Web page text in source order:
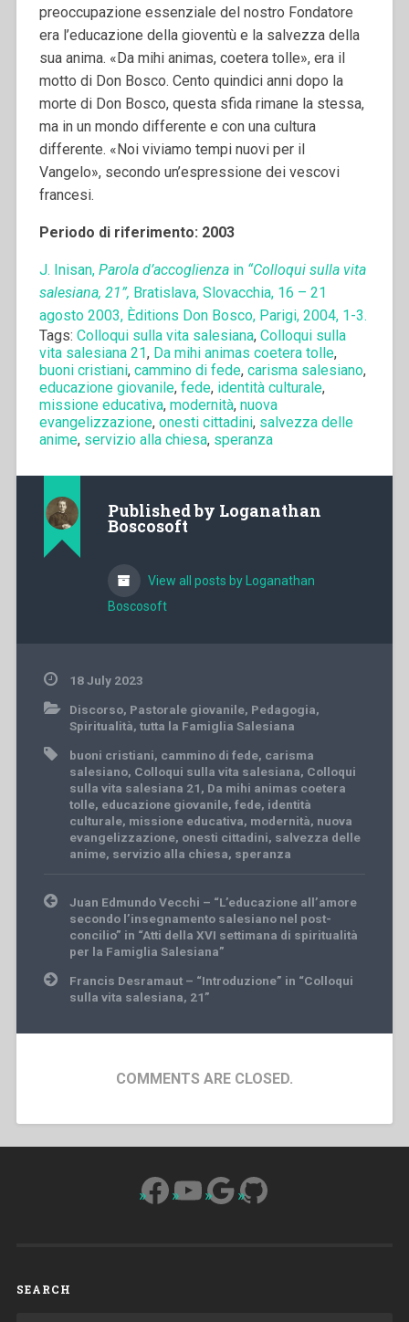
preoccupazione essenziale del nostro Fondatore
era l’educazione della gioventù e la salvezza della
sua anima. «Da mihi animas, coetera tolle», era il
motto di Don Bosco. Cento quindici anni dopo la
morte di Don Bosco, questa sfida rimane la stessa,
ma in un mondo differente e con una cultura
differente. «Noi viviamo tempi nuovi per il
Vangelo», secondo un’espressione dei vescovi
francesi.
Periodo di riferimento: 2003
J. Inisan, Parola d’accoglienzain “Colloqui sulla vita
salesiana, 21”, Bratislava, Slovacchia, 16 – 21
agosto 2003, Èditions Don Bosco, Parigi, 2004, 1-3.
Tags: Colloqui sulla vita salesiana, Colloqui sulla
vita salesiana 21, Da mihi animas coetera tolle,
buoni cristiani, cammino di fede, carisma salesiano,
educazione giovanile, fede, identità culturale,
missione educativa, modernità, nuova
evangelizzazione, onesti cittadini, salvezza delle
anime, servizio alla chiesa, speranza
Published by Loganathan
Boscosoft
View all posts by Loganathan
Boscosoft
18 July 2023
Discorso, Pastorale giovanile, Pedagogia,
Spiritualità, tutta la Famiglia Salesiana
buoni cristiani, cammino di fede, carisma
salesiano, Colloqui sulla vita salesiana, Colloqui
sulla vita salesiana 21, Da mihi animas coetera
tolle, educazione giovanile, fede, identità
culturale, missione educativa, modernità, nuova
evangelizzazione, onesti cittadini, salvezza delle
anime, servizio alla chiesa, speranza
Post
navigation
Juan Edmundo Vecchi – “L’educazione all’amore
secondo l’insegnamento salesiano nel post-
concilio” in “Atti della XVI settimana di spiritualità
per la Famiglia Salesiana”
Francis Desramaut – “Introduzione” in “Colloqui
sulla vita salesiana, 21”
COMMENTS ARE CLOSED.
Facebook
YouTube
Google
GitHub
SEARCH